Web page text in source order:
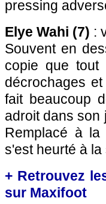
pressing
Elye Wahi (7) :
Souvent en
copie que
décrochages
fait beaucoup
adroit dans son
Remplacé à la
s'est heurté à
+ Retrouvez
sur Maxifoot